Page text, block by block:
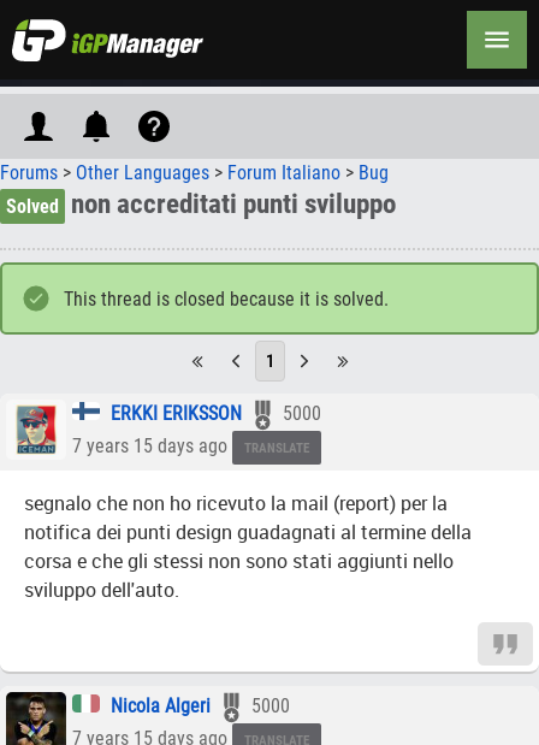
Forums > Other Languages > Forum Italiano > Bug
Solved
non accreditati punti sviluppo
This thread is closed because it is solved.
1
ERKKI ERIKSSON
5000
7 years 15 days ago
TRANSLATE
segnalo che non ho ricevuto la mail (report) per la
notifica dei punti design guadagnati al termine della
corsa e che gli stessi non sono stati aggiunti nello
sviluppo dell'auto.
Nicola Algeri
5000
7 years 15 days ago
TRANSLATE